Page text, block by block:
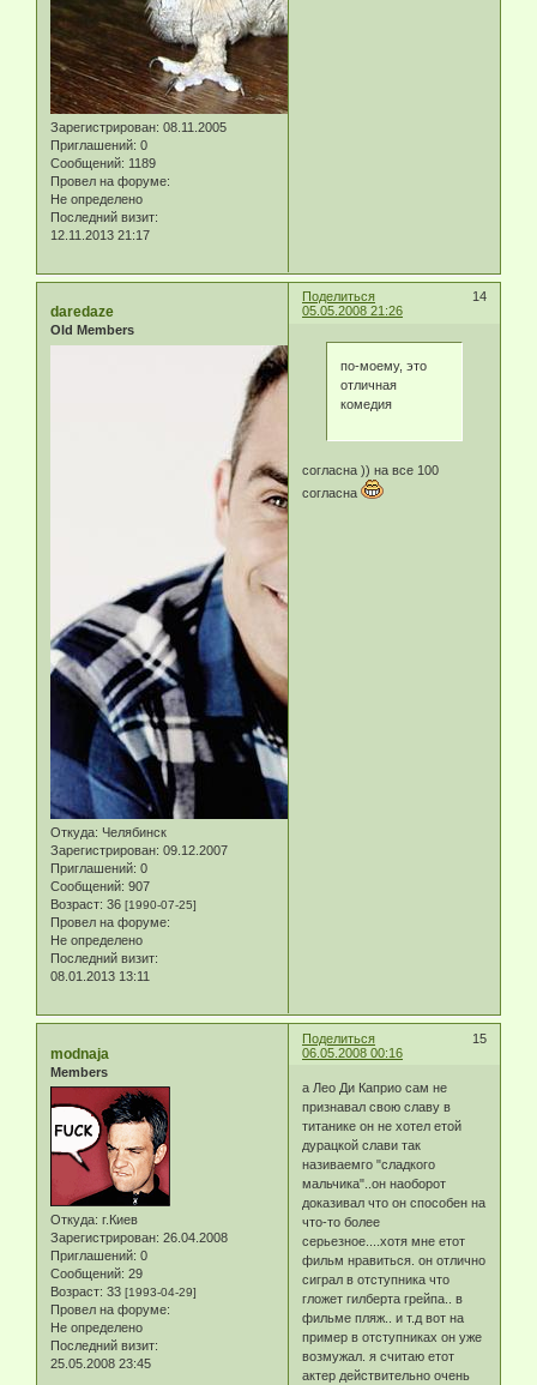
Зарегистрирован: 08.11.2005
Приглашений: 0
Сообщений: 1189
Провел на форуме:
Не определено
Последний визит:
12.11.2013 21:17
Поделиться
14
05.05.2008 21:26
daredaze
Old Members
Откуда: Челябинск
Зарегистрирован: 09.12.2007
Приглашений: 0
Сообщений: 907
Возраст: 36 [1990-07-25]
Провел на форуме:
Не определено
Последний визит:
08.01.2013 13:11
по-моему, это
отличная
комедия
согласна )) на все 100
согласна
Поделиться
15
06.05.2008 00:16
modnaja
Members
Откуда: г.Киев
Зарегистрирован: 26.04.2008
Приглашений: 0
Сообщений: 29
Возраст: 33 [1993-04-29]
Провел на форуме:
Не определено
Последний визит:
25.05.2008 23:45
а Лео Ди Каприо сам не
признавал свою славу в
титанике он не хотел етой
дурацкой слави так
називаемго "сладкого
мальчика"..он наоборот
доказивал что он способен на
что-то более
серьезное....хотя мне етот
фильм нравиться. он отлично
сиграл в отступника что
гложет гилберта грейпа.. в
фильме пляж.. и т.д вот на
пример в отступниках он уже
возмужал. я считаю етот
актер действительно очень